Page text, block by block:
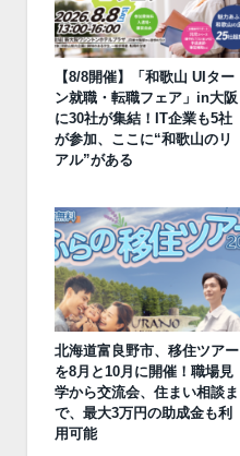
【8/8開催】「和歌山 UIター
ン就職・転職フェア」in大阪
に30社が集結！IT企業も5社
が参加、ここに“和歌山のリ
アル”がある
北海道富良野市、移住ツアー
を8月と10月に開催！職場見
学から交流会、住まい相談ま
で、最大3万円の助成金も利
用可能